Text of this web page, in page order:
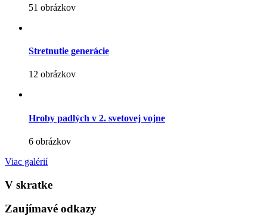
51 obrázkov
Stretnutie generácie
12 obrázkov
Hroby padlých v 2. svetovej vojne
6 obrázkov
Viac galérií
V skratke
Zaujímavé odkazy